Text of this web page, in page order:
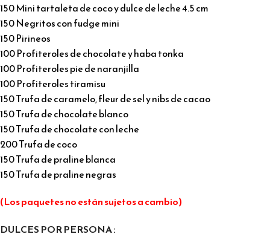
150 Mini tartaleta de coco y dulce de leche 4.5 cm
150 Negritos con fudge mini
150 Pirineos
100 Profiteroles de chocolate y haba tonka
100 Profiteroles pie de naranjilla
100 Profiteroles tiramisu
150 Trufa de caramelo, fleur de sel y nibs de cacao
150 Trufa de chocolate blanco
150 Trufa de chocolate con leche
200 Trufa de coco
150 Trufa de praline blanca
150 Trufa de praline negras
(Los paquetes no están sujetos a cambio)
DULCES POR PERSONA
Alternative: